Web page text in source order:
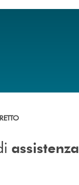
immediata?
assistenza